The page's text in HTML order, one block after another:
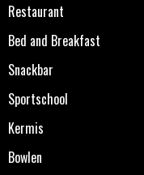
Restaurant
Bed and Breakfast
Snackbar
Sportschool
Kermis
Bowlen